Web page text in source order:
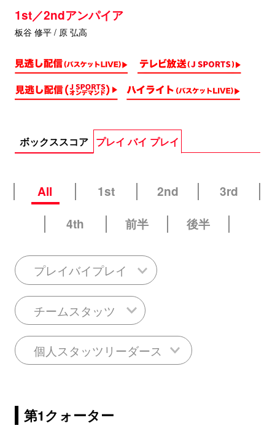
1st／2ndアンパイア
板谷 修平 / 原 弘高
ボックススコア プレイ バイ プレイ
All 1st 2nd
3rd
4th
前半 後半
プレイバイプレイ
チームスタッツ
個人スタッツリーダース
第1クォーター